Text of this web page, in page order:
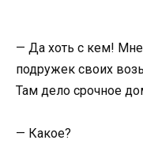
— Да хоть с кем!
подружек своих
Там дело срочное
— Какое?